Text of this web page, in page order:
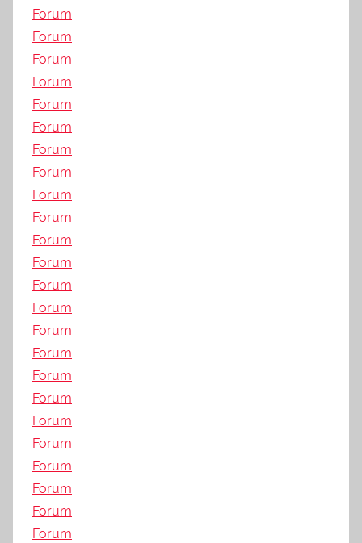
Forum
Forum
Forum
Forum
Forum
Forum
Forum
Forum
Forum
Forum
Forum
Forum
Forum
Forum
Forum
Forum
Forum
Forum
Forum
Forum
Forum
Forum
Forum
Forum